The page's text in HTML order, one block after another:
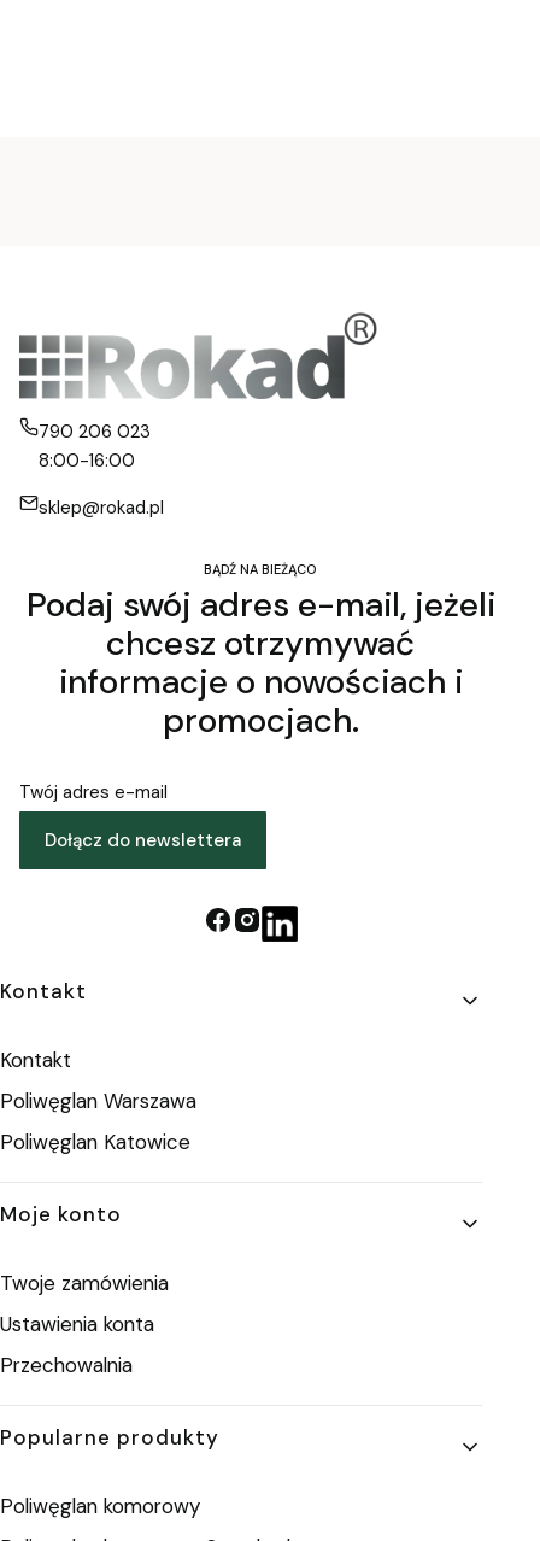
790 206 023
8:00-16:00
sklep@rokad.pl
BĄDŹ NA BIEŻĄCO
Podaj swój adres e-mail, jeżeli
chcesz otrzymywać
informacje o nowościach i
promocjach.
Twój adres e-mail
Dołącz do newslettera
Linki w stopce
Kontakt
Kontakt
Poliwęglan Warszawa
Poliwęglan Katowice
Moje konto
Twoje zamówienia
Ustawienia konta
Przechowalnia
Popularne produkty
Poliwęglan komorowy